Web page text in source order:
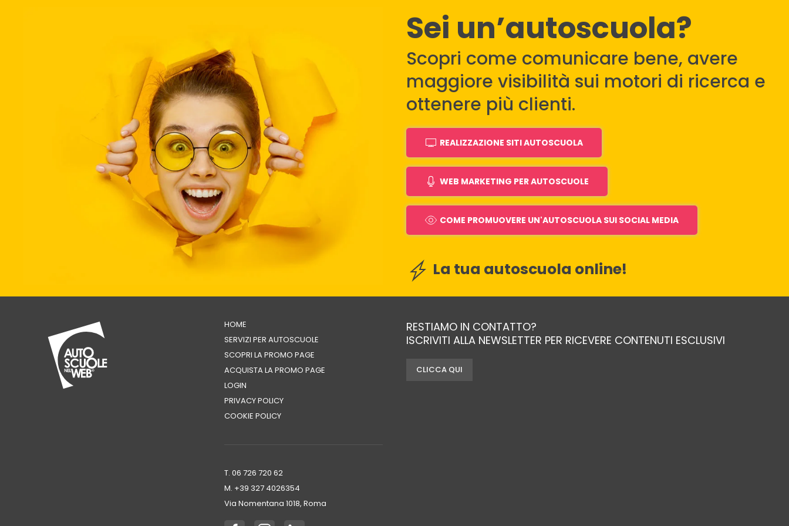
Sei un’autoscuola?
Scopri come comunicare bene, avere
maggiore visibilità sui motori di ricerca e
ottenere più clienti.
REALIZZAZIONE SITI AUTOSCUOLA
WEB MARKETING PER AUTOSCUOLE
COME PROMUOVERE UN'AUTOSCUOLA SUI SOCIAL MEDIA
La tua autoscuola online!
HOME
SERVIZI PER AUTOSCUOLE
SCOPRI LA PROMO PAGE
ACQUISTA LA PROMO PAGE
LOGIN
PRIVACY POLICY
COOKIE POLICY
T. 06 726 720 62
M. +39 ‭327 4026354‬
Via Nomentana 1018, Roma
RESTIAMO IN CONTATTO?
ISCRIVITI ALLA NEWSLETTER PER RICEVERE CONTENUTI ESCLUSIVI
CLICCA QUI